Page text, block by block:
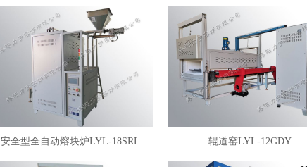
安全型全自动熔块炉LYL-18SRL 辊道窑LYL-12GDY